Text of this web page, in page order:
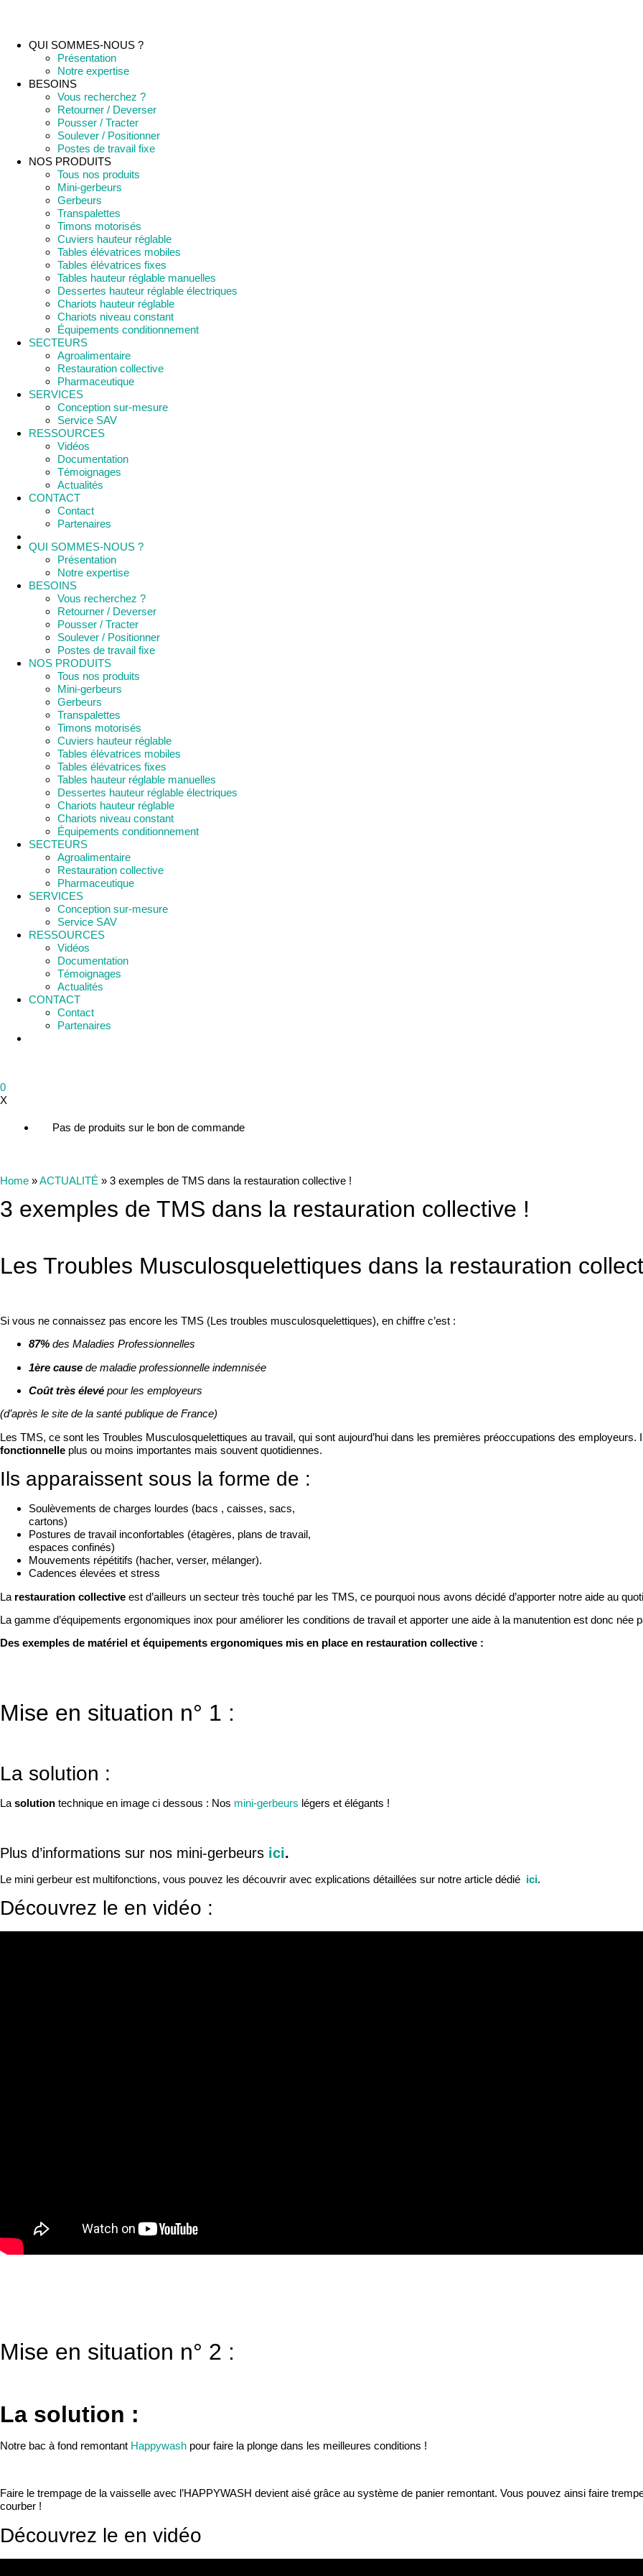
QUI SOMMES-NOUS ?
Présentation
Notre expertise
BESOINS
Vous recherchez ?
Retourner / Deverser
Pousser / Tracter
Soulever / Positionner
Postes de travail fixe
NOS PRODUITS
Tous nos produits
Mini-gerbeurs
Gerbeurs
Transpalettes
Timons motorisés
Cuviers hauteur réglable
Tables élévatrices mobiles
Tables élévatrices fixes
Tables hauteur réglable manuelles
Dessertes hauteur réglable électriques
Chariots hauteur réglable
Chariots niveau constant
Équipements conditionnement
SECTEURS
Agroalimentaire
Restauration collective
Pharmaceutique
SERVICES
Conception sur-mesure
Service SAV
RESSOURCES
Vidéos
Documentation
Témoignages
Actualités
CONTACT
Contact
Partenaires
QUI SOMMES-NOUS ?
Présentation
Notre expertise
BESOINS
Vous recherchez ?
Retourner / Deverser
Pousser / Tracter
Soulever / Positionner
Postes de travail fixe
NOS PRODUITS
Tous nos produits
Mini-gerbeurs
Gerbeurs
Transpalettes
Timons motorisés
Cuviers hauteur réglable
Tables élévatrices mobiles
Tables élévatrices fixes
Tables hauteur réglable manuelles
Dessertes hauteur réglable électriques
Chariots hauteur réglable
Chariots niveau constant
Équipements conditionnement
SECTEURS
Agroalimentaire
Restauration collective
Pharmaceutique
SERVICES
Conception sur-mesure
Service SAV
RESSOURCES
Vidéos
Documentation
Témoignages
Actualités
CONTACT
Contact
Partenaires
0
X
Pas de produits sur le bon de commande
Home »ACTUALITÉ » 3 exemples de TMS dans la restauration collective !
3 exemples de TMS dans la restauration collective !
Les Troubles Musculosquelettiques dans la restauration
Si vous ne connaissez pas encore les TMS (Les troubles musculosquelettiques), en chiffre c’est :
87% des Maladies Professionnelles
1ère cause de maladie professionnelle indemnisée
Coût très élevé pour les employeurs
(d’après le site de la santé publique de France)
Les TMS, ce sont les Troubles Musculosquelettiques au travail, qui sont aujourd’hui dans les premières préoccupations des
fonctionnelle plus ou moins importantes mais souvent quotidiennes.
Ils apparaissent sous la forme de :
Soulèvements de charges lourdes (bacs , caisses, sacs,
cartons)
Postures de travail inconfortables (étagères, plans de travail,
espaces confinés)
Mouvements répétitifs (hacher, verser, mélanger).
Cadences élevées et stress
La restauration collective est d’ailleurs un secteur très touché par les TMS, ce pourquoi nous avons décidé d’apporter notre aide au
La gamme d’équipements ergonomiques inox pour améliorer les conditions de travail et apporter une aide à la manutention est donc née
Des exemples de matériel et équipements ergonomiques mis en place en restauration collective :
Mise en situation n° 1 :
La solution :
La solution technique en image ci dessous : Nos mini-gerbeurs légers et élégants !
Plus d’informations sur nos mini-gerbeurs ici.
Le mini gerbeur est multifonctions, vous pouvez les découvrir avec explications détaillées sur notre article dédié ici.
Découvrez le en vidéo :
Mise en situation n° 2 :
La solution :
Notre bac à fond remontant Happywash pour faire la plonge dans les meilleures conditions !
Faire le trempage de la vaisselle avec l’HAPPYWASH devient aisé grâce au système de panier remontant. Vous pouvez ainsi faire
courber !
Découvrez le en vidéo